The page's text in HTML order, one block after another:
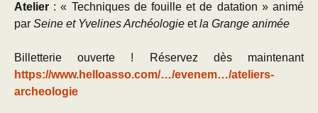
Atelier : « Techniques de fouille et de datation » animé
par Seine et Yvelines Archéologie etla Grange animée
Billetterie ouverte ! Réservez dès maintenant
https://www.helloasso.com/…/evenem…/ateliers-
archeologie